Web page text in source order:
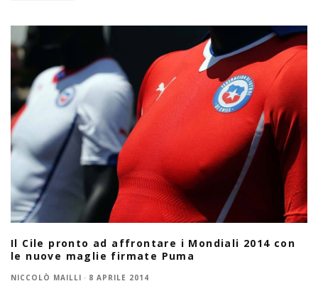
Il Cile pronto ad affrontare i Mondiali 2014 con
le nuove maglie firmate Puma
NICCOLÒ MAILLI · 8 APRILE 2014